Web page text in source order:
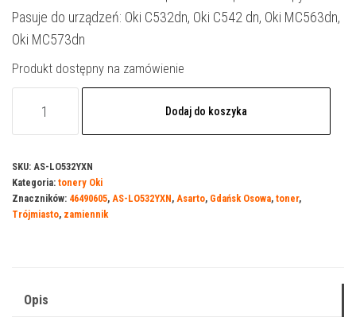
Pasuje do urządzeń: Oki C532dn, Oki C542 dn, Oki MC563dn,
Oki MC573dn
Produkt dostępny na zamówienie
do
OKI
532YX
6000
Dodaj do koszyka
SKU: AS-LO532YXN
Kategoria: tonery Oki
Znaczników: 46490605, AS-LO532YXN, Asarto, Gdańsk Osowa, toner,
Trójmiasto, zamiennik
Opis